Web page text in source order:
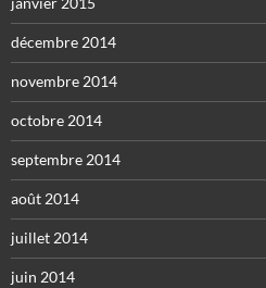
décembre 2014
novembre 2014
octobre 2014
septembre 2014
août 2014
juillet 2014
juin 2014